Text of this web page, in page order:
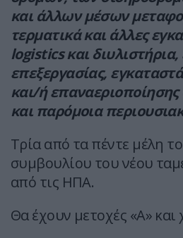
και άλλων μέσων
τερματικά και άλλες
logistics και
επεξεργασίας,
και/ή
και παρόμοια
Τρία από τα πέντε μέλη
συμβουλίου του νέου
από τις ΗΠΑ.
Θα έχουν μετοχές «Α» και